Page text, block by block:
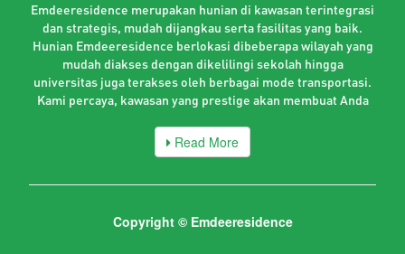
Emdeeresidence merupakan hunian di kawasan terintegrasi
dan strategis, mudah dijangkau serta fasilitas yang baik.
Hunian Emdeeresidence berlokasi dibeberapa wilayah yang
mudah diakses dengan dikelilingi sekolah hingga
universitas juga terakses oleh berbagai mode transportasi.
Kami percaya, kawasan yang prestige akan membuat Anda
Read More
Copyright © Emdeeresidence